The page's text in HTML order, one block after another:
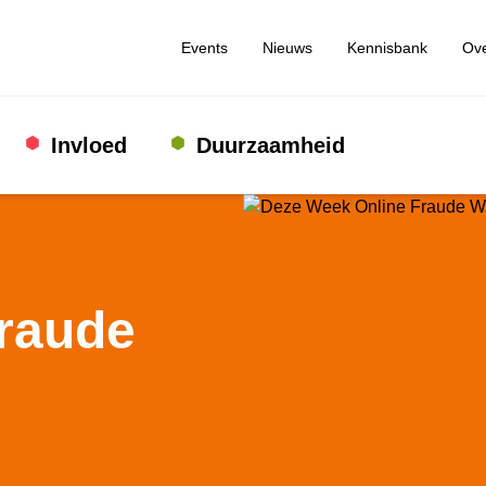
Events Nieuws Kennisbank
Invloed Duurzaamheid